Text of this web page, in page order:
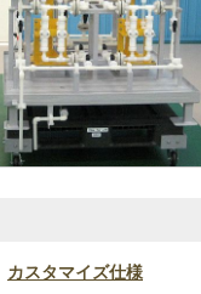
カスタマイズ仕様